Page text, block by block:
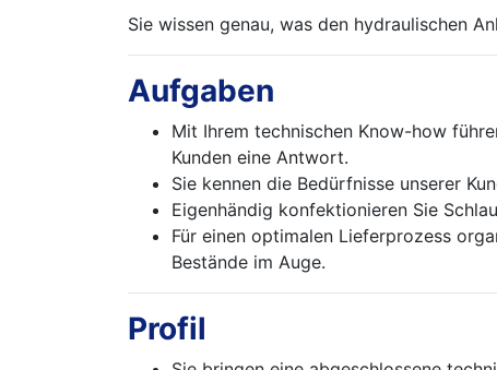
Sie wissen genau, was den hydraulischen
Aufgaben
Mit Ihrem technischen Know-how
Kunden eine Antwort.
Sie kennen die Bedürfnisse unserer
Eigenhändig konfektionieren Sie
Für einen optimalen Lieferprozess
Bestände im Auge.
Profil